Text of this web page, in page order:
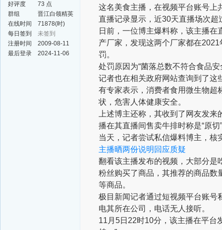
好评度
73 点
群组
晋江白领精英
群
在线时间
71878(时)
每日签到
未签到
注册时间
2009-08-11
最后登录
2024-11-06
这名美食主播，在视频平台账号上
直播记录显示，近30天直播场次超
日前，一位博主爆料称，该主播
产厂家，发现这两个厂家都在
罚。
处罚原因为“菌落总数不符合食品
记者也在相关政府网站查询到了这
有专家表示，消费者食用微生物超
状，危害人体健康安全。
上述博主还称，其收到了网友发
播在其直播间售卖牛排时称是“原
当天，记者尝试私信爆料博主，
主播晒两份说明回应质疑
翻看该主播发布的视频，大部分是
粉丝购买了商品，其推荐的商品数
等商品。
极目新闻记者通过短视频平台账号
电其所在公司，电话无人接听。
11月5日22时10分，该主播在平台